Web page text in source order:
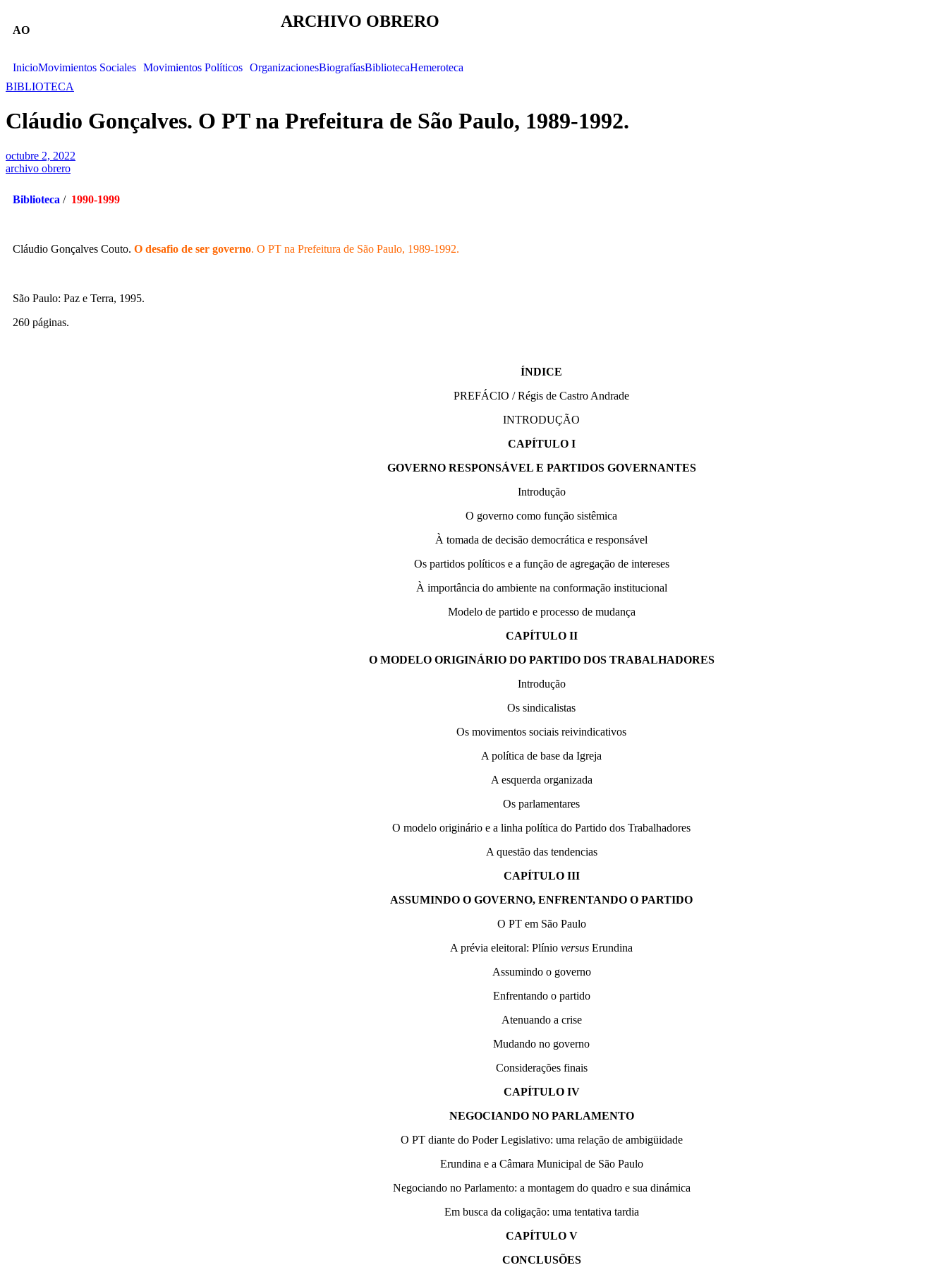
AO ARCHIVO OBRERO
InicioMovimientos Sociales Movimientos Políticos OrganizacionesBiografíasBibliotecaHemeroteca
BIBLIOTECA
Cláudio Gonçalves. O PT na Prefeitura de São Paulo, 1989-1992.
octubre 2, 2022
archivo obrero
Biblioteca / 1990-1999
Cláudio Gonçalves Couto. O desafio de ser governo. O PT na Prefeitura de São Paulo, 1989-1992.
São Paulo: Paz e Terra, 1995.
260 páginas.
ÍNDICE
PREFÁCIO / Régis de Castro Andrade
INTRODUÇÃO
CAPÍTULO I
GOVERNO RESPONSÁVEL E PARTIDOS GOVERNANTES
Introdução
O governo como função sistêmica
À tomada de decisão democrática e responsável
Os partidos políticos e a função de agregação de intereses
À importância do ambiente na conformação institucional
Modelo de partido e processo de mudança
CAPÍTULO II
O MODELO ORIGINÁRIO DO PARTIDO DOS TRABALHADORES
Introdução
Os sindicalistas
Os movimentos sociais reivindicativos
A política de base da Igreja
A esquerda organizada
Os parlamentares
O modelo originário e a linha política do Partido dos Trabalhadores
A questão das tendencias
CAPÍTULO III
ASSUMINDO O GOVERNO, ENFRENTANDO O PARTIDO
O PT em São Paulo
A prévia eleitoral: Plínioversus Erundina
Assumindo o governo
Enfrentando o partido
Atenuando a crise
Mudando no governo
Considerações finais
CAPÍTULO IV
NEGOCIANDO NO PARLAMENTO
O PT diante do Poder Legislativo: uma relação de ambigüidade
Erundina e a Câmara Municipal de São Paulo
Negociando no Parlamento: a montagem do quadro e sua dinámica
Em busca da coligação: uma tentativa tardia
CAPÍTULO V
CONCLUSÕES